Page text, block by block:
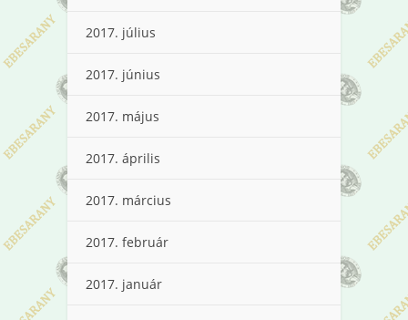
2017. július
2017. június
2017. május
2017. április
2017. március
2017. február
2017. január